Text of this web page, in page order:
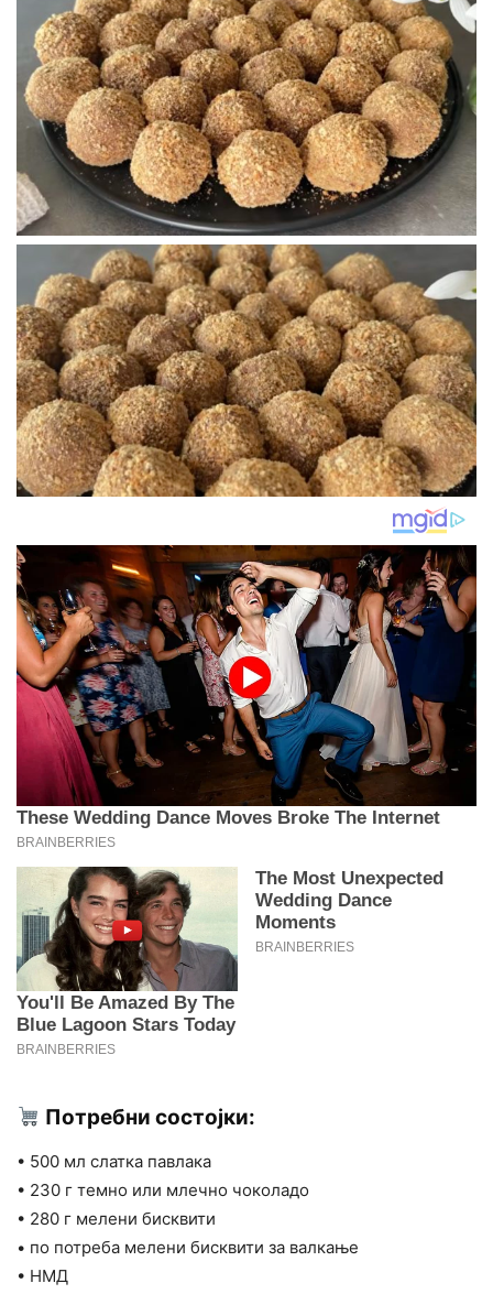
Потребни состојки:
• 500 мл слатка павлака
• 230 г темно или млечно чоколадо
• 280 г мелени бисквити
• по потреба мелени бисквити за валкање
• НМД